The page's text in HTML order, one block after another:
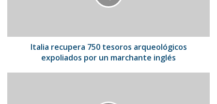
marchante
Italia recupera 750 tesoros arqueológicos
expoliados por un marchante inglés